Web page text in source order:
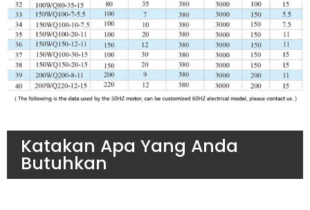
Katakan Apa Yang Anda
Butuhkan